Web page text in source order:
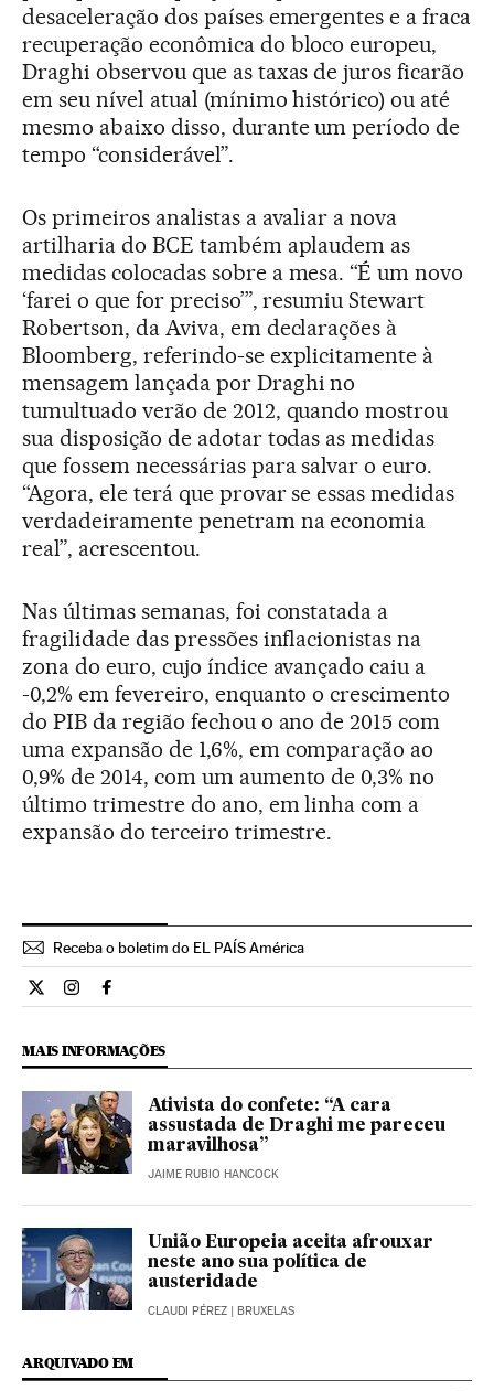
desaceleração dos países emergentes e a fraca
recuperação econômica do bloco europeu,
Draghi observou que as taxas de juros ficarão
em seu nível atual (mínimo histórico) ou até
mesmo abaixo disso, durante um período de
tempo “considerável”.
Os primeiros analistas a avaliar a nova
artilharia do BCE também aplaudem as
medidas colocadas sobre a mesa. “É um novo
‘farei o que for preciso’”, resumiu Stewart
Robertson, da Aviva, em declarações à
Bloomberg, referindo-se explicitamente à
mensagem lançada por Draghi no
tumultuado verão de 2012, quando mostrou
sua disposição de adotar todas as medidas
que fossem necessárias para salvar o euro.
“Agora, ele terá que provar se essas medidas
verdadeiramente penetram na economia
real”, acrescentou.
Nas últimas semanas, foi constatada a
fragilidade das pressões inflacionistas na
zona do euro, cujo índice avançado caiu a
-0,2% em fevereiro, enquanto o crescimento
do PIB da região fechou o ano de 2015 com
uma expansão de 1,6%, em comparação ao
0,9% de 2014, com um aumento de 0,3% no
último trimestre do ano, em linha com a
expansão do terceiro trimestre.
Receba o boletim do EL PAÍS América
Internacional El País Brasil en Twitter
Internacional El País Brasil en Instagram
Internacional El País Brasil en Facebook
MAIS INFORMAÇÕES
Ativista do confete: “A cara
assustada de Draghi me pareceu
maravilhosa”
JAIME RUBIO HANCOCK
União Europeia aceita afrouxar
neste ano sua política de
austeridade
CLAUDI PÉREZ | BRUXELAS
ARQUIVADO EM